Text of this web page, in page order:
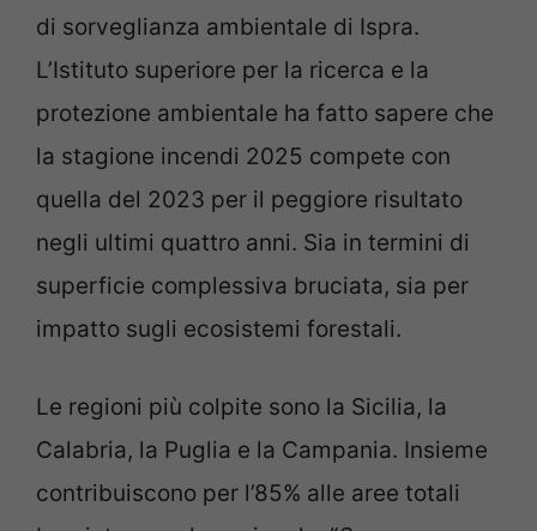
di sorveglianza ambientale di Ispra.
L’Istituto superiore per la ricerca e la
protezione ambientale ha fatto sapere che
la stagione incendi 2025 compete con
quella del 2023 per il peggiore risultato
negli ultimi quattro anni. Sia in termini di
superficie complessiva bruciata, sia per
impatto sugli ecosistemi forestali.
Le regioni più colpite sono la Sicilia, la
Calabria, la Puglia e la Campania. Insieme
contribuiscono per l’85% alle aree totali